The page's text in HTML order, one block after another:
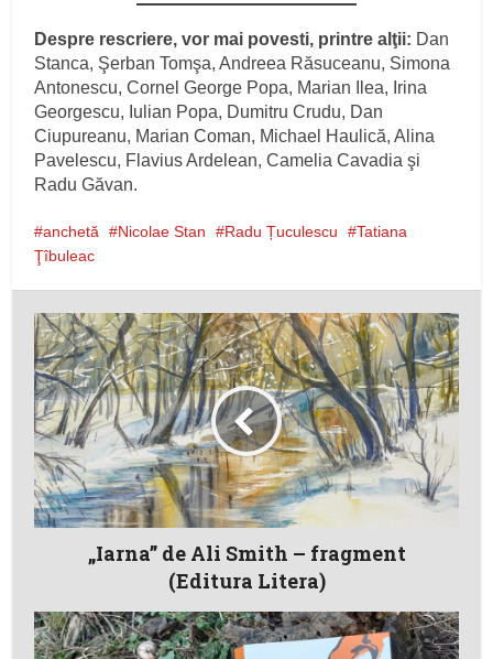
Despre rescriere, vor mai povesti, printre alţii: Dan
Stanca, Şerban Tomşa, Andreea Răsuceanu, Simona
Antonescu, Cornel George Popa, Marian Ilea, Irina
Georgescu, Iulian Popa, Dumitru Crudu, Dan
Ciupureanu, Marian Coman, Michael Haulică, Alina
Pavelescu, Flavius Ardelean, Camelia Cavadia şi
Radu Găvan.
anchetă Nicolae Stan Radu Țuculescu
Tatiana
Ţîbuleac
„Iarna” de Ali Smith – fragment
(Editura Litera)